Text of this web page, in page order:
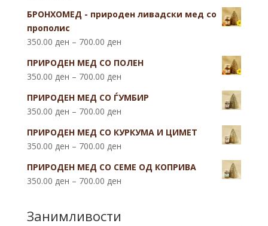
БРОНХОМЕД - природен ливадски мед со
прополис
350.00 ден – 700.00 ден
ПРИРОДЕН МЕД СО ПОЛЕН
350.00 ден – 700.00 ден
ПРИРОДЕН МЕД СО ЃУМБИР
350.00 ден – 700.00 ден
ПРИРОДЕН МЕД СО КУРКУМА И ЦИМЕТ
350.00 ден – 700.00 ден
ПРИРОДЕН МЕД СО СЕМЕ ОД КОПРИВА
350.00 ден – 700.00 ден
Занимливости